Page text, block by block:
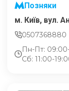
Позняки
м. Київ, вул.
0507368880
Пн-Пт:
Сб: 11:00-